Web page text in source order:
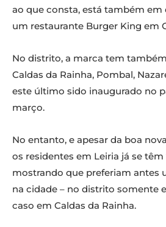
ao que consta, está também em
um restaurante Burger King em
No distrito, a marca tem
Caldas da Rainha, Pombal,
este último sido inaugurado no
março.
No entanto, e apesar da boa
os residentes em Leiria já se
mostrando que preferiam antes
na cidade – no distrito somente
caso em Caldas da Rainha.